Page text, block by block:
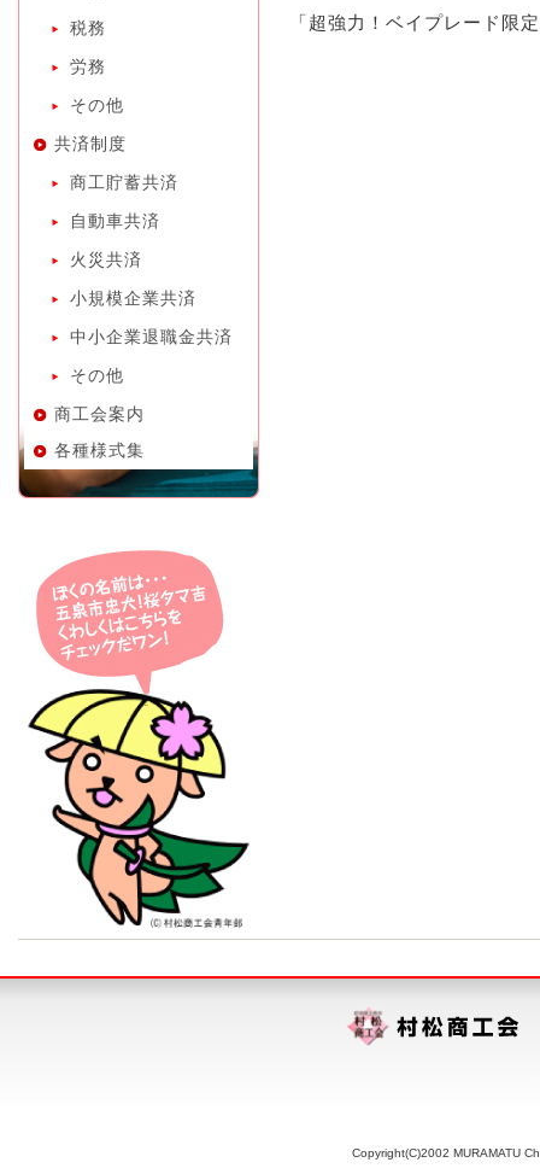
税務
労務
その他
共済制度
商工貯蓄共済
自動車共済
火災共済
小規模企業共済
中小企業退職金共済
その他
商工会案内
各種様式集
「超強力！ベイプレード限
Copyright(C)2002 MURAMATU